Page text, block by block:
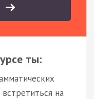
ты:
на